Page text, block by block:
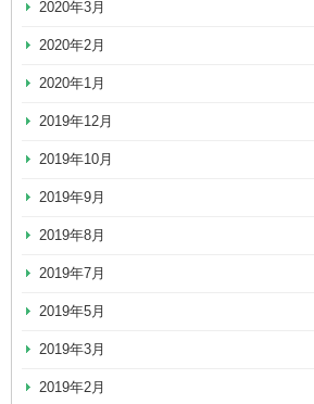
2020年3月
2020年2月
2020年1月
2019年12月
2019年10月
2019年9月
2019年8月
2019年7月
2019年5月
2019年3月
2019年2月